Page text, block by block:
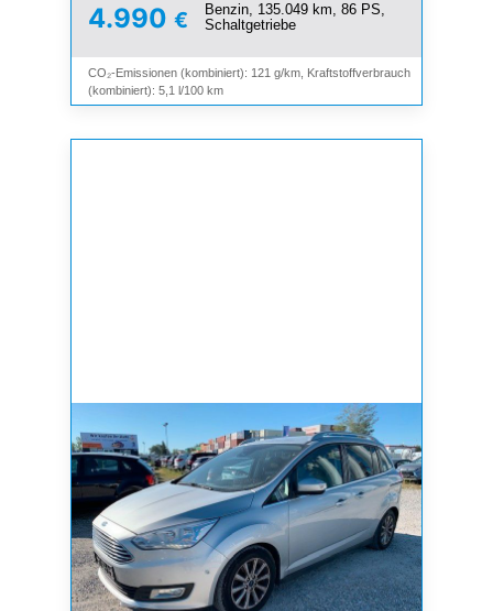
4.990 €
Benzin, 135.049 km, 86 PS,
Schaltgetriebe
CO₂-Emissionen (kombiniert): 121 g/km, Kraftstoffverbrauch
(kombiniert): 5,1 l/100 km